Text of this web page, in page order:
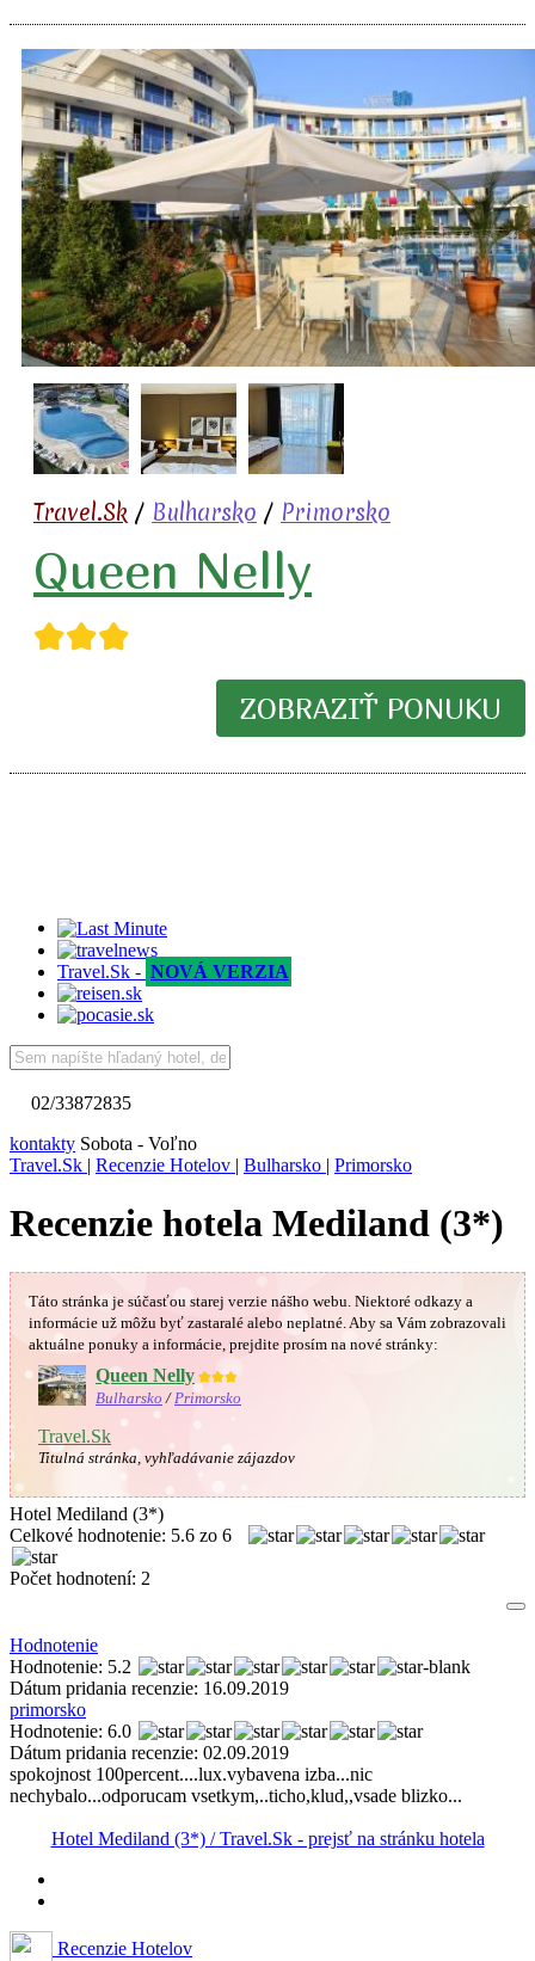
Travel.Sk / Bulharsko / Primorsko
Queen Nelly
★★★
ZOBRAZIŤ PONUKU
Travel.Sk - NOVÁ VERZIA
02/33872835
kontakty Sobota - Voľno
Travel.Sk | Recenzie Hotelov | Bulharsko | Primorsko
Recenzie hotela Mediland (3*)
Táto stránka je súčasťou starej verzie nášho webu. Niektoré odkazy a
informácie už môžu byť zastaralé alebo neplatné. Aby sa Vám zobrazovali
aktuálne ponuky a informácie, prejdite prosím na nové stránky:
Queen Nelly★★★
Bulharsko / Primorsko
Travel.Sk
Titulná stránka, vyhľadávanie zájazdov
Hotel Mediland (3*)
Celkové hodnotenie: 5.6 zo 6
Počet hodnotení: 2
Hodnotenie
Hodnotenie: 5.2
Dátum pridania recenzie: 16.09.2019
primorsko
Hodnotenie: 6.0
Dátum pridania recenzie: 02.09.2019
spokojnost 100percent....lux.vybavena izba...nic
nechybalo...odporucam vsetkym,..ticho,klud,,vsade blizko...
Hotel Mediland (3*) / Travel.Sk - prejsť na stránku hotela
Recenzie Hotelov